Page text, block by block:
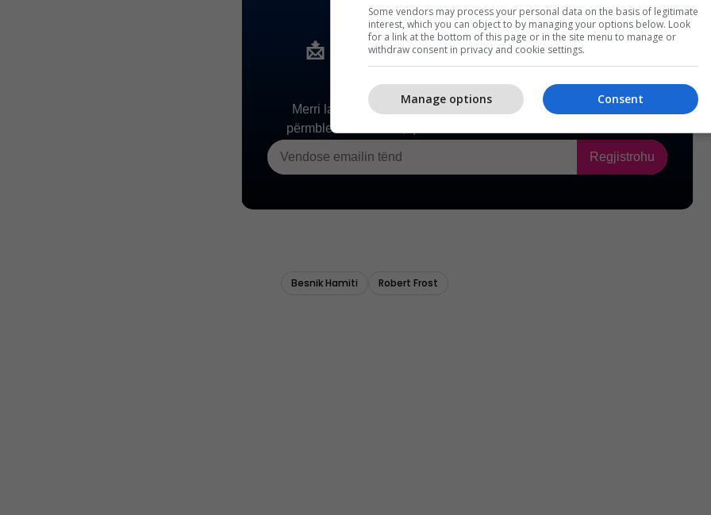
Some vendors may process your personal data on the basis of legitimate
interest, which you can object to by managing your options below. Look
for a link at the bottom of this page or in the site menu to manage or
withdraw consent in privacy and cookie settings.
Consent
Manage options